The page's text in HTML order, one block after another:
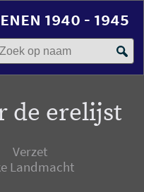
1940 - 1945
de erelijst
Verzet
Landmacht